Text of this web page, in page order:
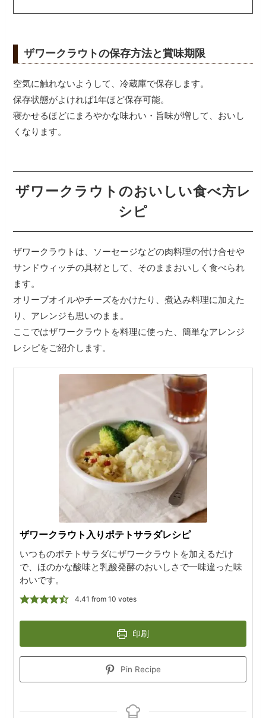
ザワークラウトの保存方法と賞味期限
空気に触れないようして、冷蔵庫で保存します。
保存状態がよければ1年ほど保存可能。
寝かせるほどにまろやかな味わい・旨味が増して、おいし
くなります。
ザワークラウトのおいしい食べ方レ
シピ
ザワークラウトは、ソーセージなどの肉料理の付け合せや
サンドウィッチの具材として、そのままおいしく食べられ
ます。
オリーブオイルやチーズをかけたり、煮込み料理に加えた
り、アレンジも思いのまま。
ここではザワークラウトを料理に使った、簡単なアレンジ
レシピをご紹介します。
ザワークラウト入りポテトサラダレシピ
いつものポテトサラダにザワークラウトを加えるだけ
で、ほのかな酸味と乳酸発酵のおいしさで一味違った味
わいです。
4.41 from 10 votes
印刷
Pin Recipe